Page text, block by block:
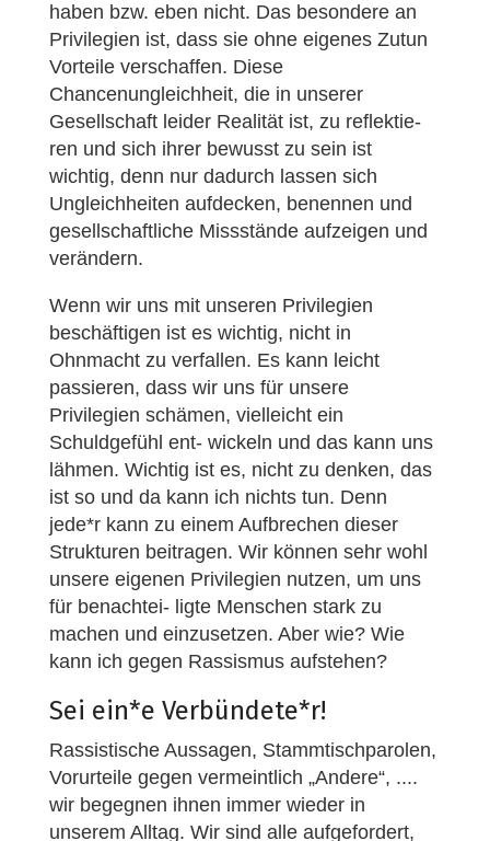
haben bzw. eben nicht. Das besondere an
Privilegien ist, dass sie ohne eigenes Zutun
Vorteile verschaffen. Diese
Chancenungleichheit, die in unserer
Gesellschaft leider Realität ist, zu reflektie-
ren und sich ihrer bewusst zu sein ist
wichtig, denn nur dadurch lassen sich
Ungleichheiten aufdecken, benennen und
gesellschaftliche Missstände aufzeigen und
verändern.
Wenn wir uns mit unseren Privilegien
beschäftigen ist es wichtig, nicht in
Ohnmacht zu verfallen. Es kann leicht
passieren, dass wir uns für unsere
Privilegien schämen, vielleicht ein
Schuldgefühl ent- wickeln und das kann uns
lähmen. Wichtig ist es, nicht zu denken, das
ist so und da kann ich nichts tun. Denn
jede*r kann zu einem Aufbrechen dieser
Strukturen beitragen. Wir können sehr wohl
unsere eigenen Privilegien nutzen, um uns
für benachtei- ligte Menschen stark zu
machen und einzusetzen. Aber wie? Wie
kann ich gegen Rassismus aufstehen?
Sei ein*e Verbündete*r!
Rassistische Aussagen, Stammtischparolen,
Vorurteile gegen vermeintlich „Andere“, ....
wir begegnen ihnen immer wieder in
unserem Alltag. Wir sind alle aufgefordert,